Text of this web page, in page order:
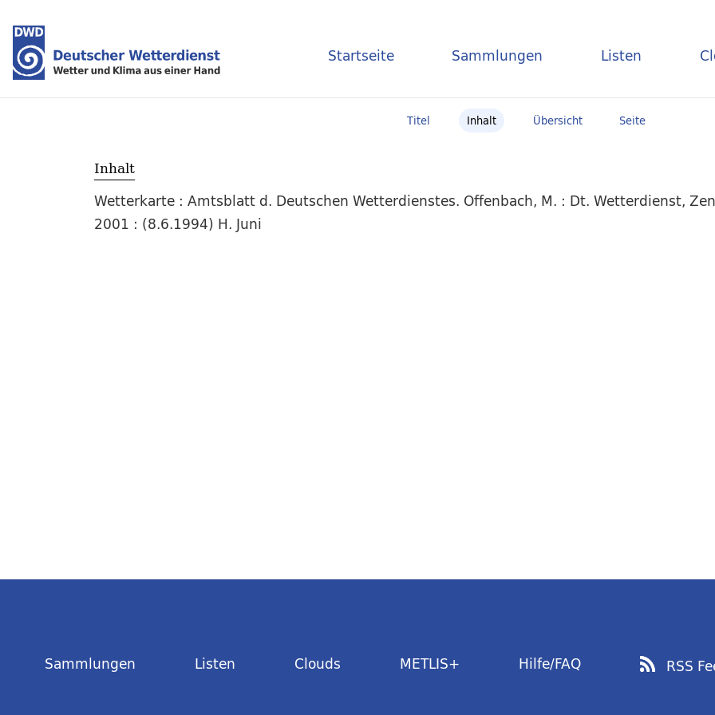
Startseite Sammlungen Listen
Titel Inhalt Übersicht Seite
Inhalt
Wetterkarte : Amtsblatt d. Deutschen Wetterdienstes. Offenbach, M. : Dt. Wetterdienst,
2001 : (8.6.1994) H. Juni
Sammlungen Listen Clouds METLIS+ Hilfe/FAQ RSS